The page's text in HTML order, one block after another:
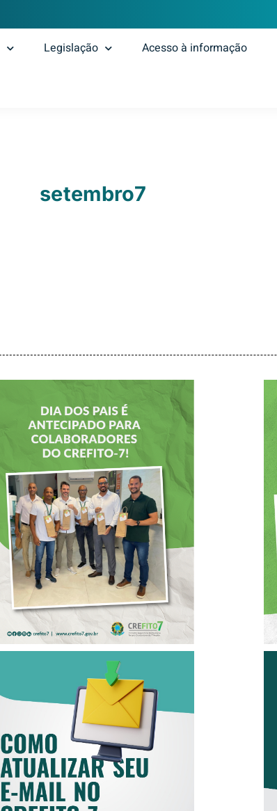
Legislação Acesso à informação
setembro7
DIA DOS PAIS É
ANTECIPADO
PARA
COLABORADORES
DO CREFITO-7
COMO ATUALIZAR
SEU E-MAIL NO
CREFITO-7